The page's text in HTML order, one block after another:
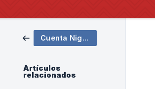
Cuenta Nightlife
Artículos
relacionados